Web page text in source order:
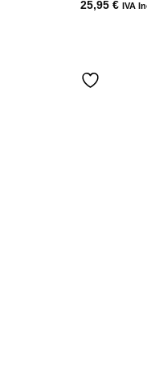
25,95 € IVA